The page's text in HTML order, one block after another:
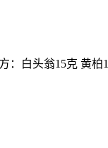
白头翁15克 黄柏